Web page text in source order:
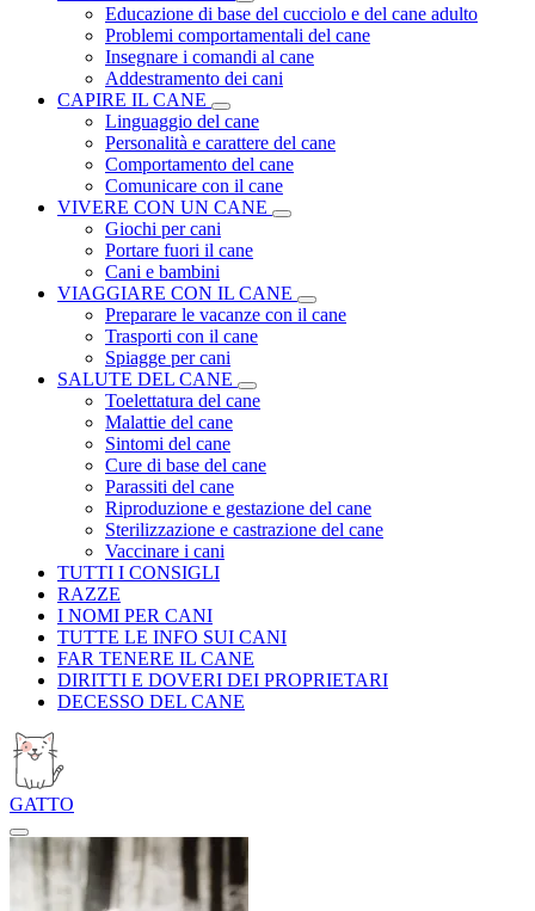
Educazione di base del cucciolo e del cane adulto
Problemi comportamentali del cane
Insegnare i comandi al cane
Addestramento dei cani
CAPIRE IL CANE
Linguaggio del cane
Personalità e carattere del cane
Comportamento del cane
Comunicare con il cane
VIVERE CON UN CANE
Giochi per cani
Portare fuori il cane
Cani e bambini
VIAGGIARE CON IL CANE
Preparare le vacanze con il cane
Trasporti con il cane
Spiagge per cani
SALUTE DEL CANE
Toelettatura del cane
Malattie del cane
Sintomi del cane
Cure di base del cane
Parassiti del cane
Riproduzione e gestazione del cane
Sterilizzazione e castrazione del cane
Vaccinare i cani
TUTTI I CONSIGLI
RAZZE
I NOMI PER CANI
TUTTE LE INFO SUI CANI
FAR TENERE IL CANE
DIRITTI E DOVERI DEI PROPRIETARI
DECESSO DEL CANE
GATTO